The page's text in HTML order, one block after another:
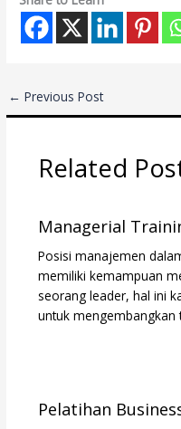
← Previous Post
Related
Managerial
Posisi manajemen
memiliki kemampuan
seorang leader, hal ini
untuk mengembangkan
Pelatihan